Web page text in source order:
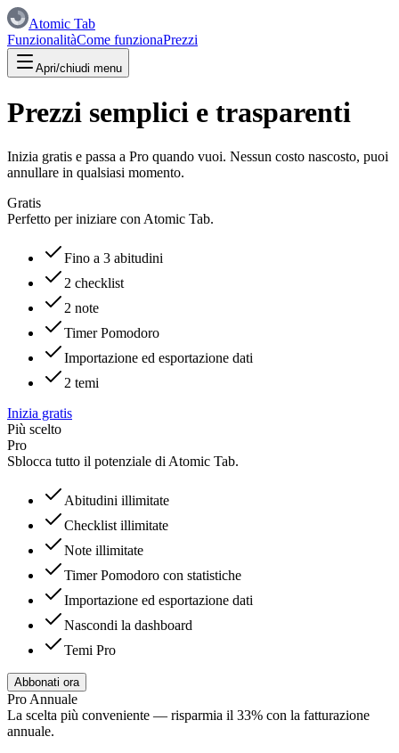
Atomic Tab
FunzionalitàCome funzionaPrezzi
Apri/chiudi menu
Prezzi semplici e trasparenti
Inizia gratis e passa a Pro quando vuoi. Nessun costo nascosto, puoi
annullare in qualsiasi momento.
Gratis
Perfetto per iniziare con Atomic Tab.
Fino a 3 abitudini
2 checklist
2 note
Timer Pomodoro
Importazione ed esportazione dati
2 temi
Inizia gratis
Più scelto
Pro
Sblocca tutto il potenziale di Atomic Tab.
Abitudini illimitate
Checklist illimitate
Note illimitate
Timer Pomodoro con statistiche
Importazione ed esportazione dati
Nascondi la dashboard
Temi Pro
Abbonati ora
Pro Annuale
La scelta più conveniente — risparmia il 33% con la fatturazione
annuale.